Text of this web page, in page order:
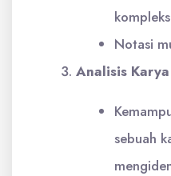
Notasi
Analisis
sebuah